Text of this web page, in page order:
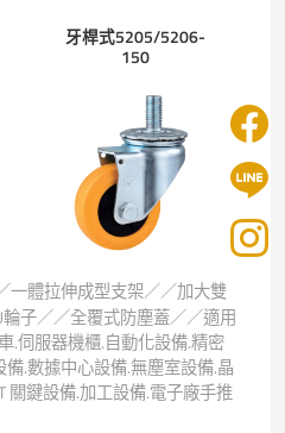
牙桿式5205/5206-
150
一體拉伸成型支架／／加大雙
子／／全覆式防塵蓋／／適用
.伺服器機櫃.自動化設備.精密
.數據中心設備.無塵室設備.晶
關鍵設備.加工設備.電子廠手推